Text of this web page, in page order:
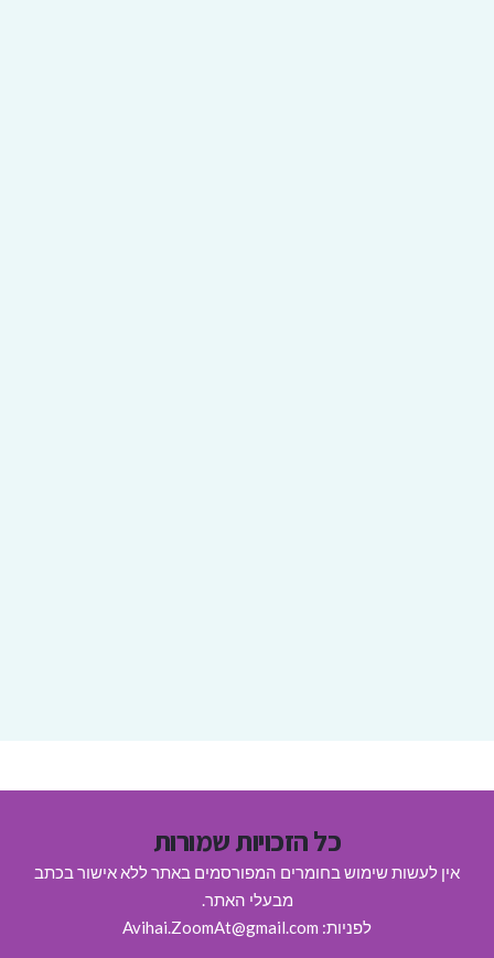
כל הזכויות שמורות
אין לעשות שימוש בחומרים המפורסמים באתר ללא אישור בכתב
מבעלי האתר.
לפניות: Avihai.ZoomAt@gmail.com